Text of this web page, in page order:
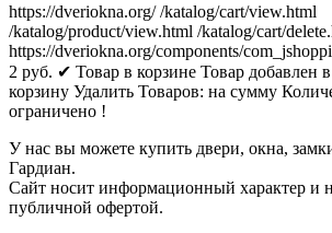
https://dveriokna.org/ /katalog/cart/view.html
/katalog/product/view.html /katalog/cart/
https://dveriokna.org/components/
2 руб. ✔ Товар в корзине Товар добавлен
корзину Удалить Товаров: на сумму
ограничено !
У нас вы можете купить двери, окна,
Гардиан.
Сайт носит информационный характер и
публичной офертой.